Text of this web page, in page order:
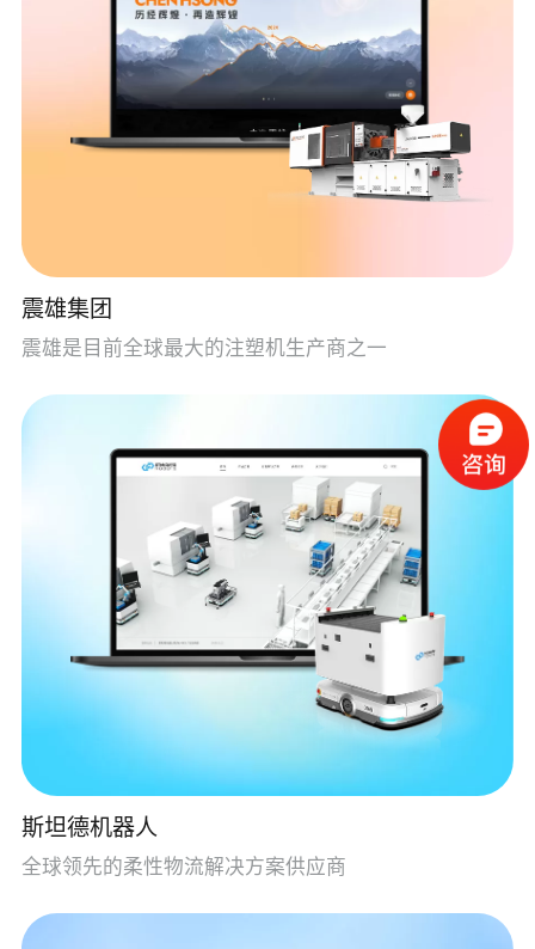
震雄集团
震雄是目前全球最大的注塑机生产商之一
斯坦德机器人
全球领先的柔性物流解决方案供应商